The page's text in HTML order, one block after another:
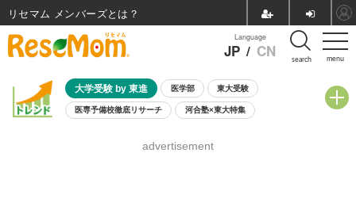
menu
Language
JP / CN search
大学受験 by 東進 医学部 東大受験
医専予備校徹底リサーチ 河合塾×東大特集
8月開催学校説明会・相談会
advertisement
リセマム メンバーズ